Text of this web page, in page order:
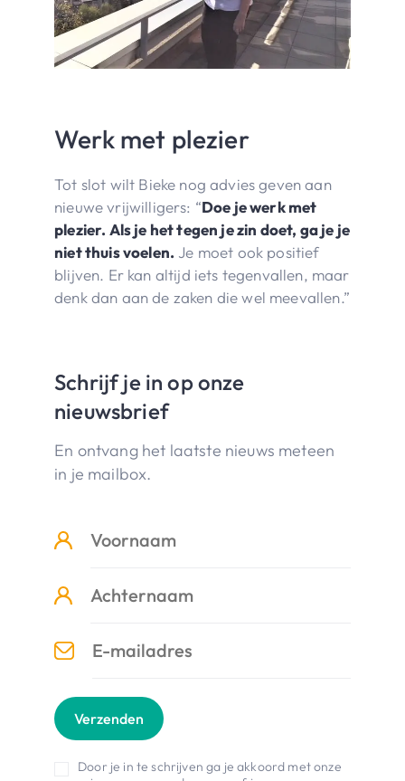
Werk met plezier
Tot slot wilt Bieke nog advies geven aan
nieuwe vrijwilligers: “Doe je werk met
plezier. Als je het tegen je zin doet, ga je je
niet thuis voelen. Je moet ook positief
blijven. Er kan altijd iets tegenvallen, maar
denk dan aan de zaken die wel meevallen.”
Schrijf je in op onze
nieuwsbrief
En ontvang het laatste nieuws meteen
in je mailbox.
Verzenden
Door je in te schrijven ga je akkoord met onze